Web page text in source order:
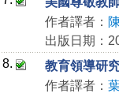
作者譯者：
出版日期：
8.
教育領導研
作者譯者：